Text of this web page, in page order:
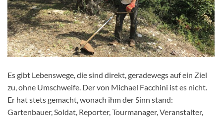
Es gibt Lebenswege, die sind direkt, geradewegs auf ein Ziel
zu, ohne Umschweife. Der von Michael Facchini ist es nicht.
Er hat stets gemacht, wonach ihm der Sinn stand:
Gartenbauer, Soldat, Reporter, Tourmanager, Veranstalter,